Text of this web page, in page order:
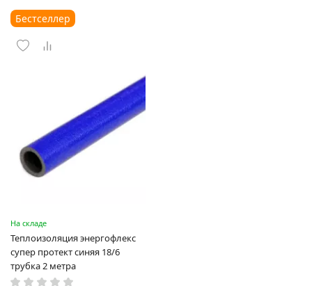
Бестселлер
На складе
Теплоизоляция энергофлекс
супер протект синяя 18/6
трубка 2 метра